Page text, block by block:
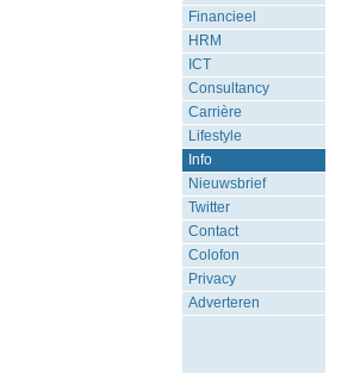
Financieel
HRM
ICT
Consultancy
Carrière
Lifestyle
Info
Nieuwsbrief
Twitter
Contact
Colofon
Privacy
Adverteren